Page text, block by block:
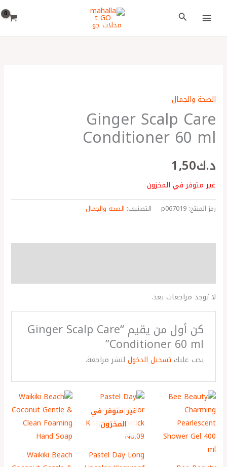
البحث
الصحة والجمال
Ginger Scalp Care
Conditioner 60 ml
د.ك1٫50
غير متوفر في المخزون
رمز المنتج: p067019 التصنيف: الصحة والجمال
لا توجد مراجعات بعد.
كن أول من يقيم “Ginger Scalp Care
Conditioner 60 ml”
يجب عليك تسجيل الدخوللنشر مراجعة.
غير متوفر في
المخزون
Pastel Day Long
Waikiki Beach